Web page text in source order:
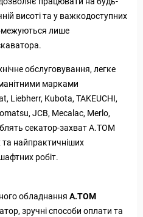
висоті та у важкодоступних
лише
обслуговування, легке
марками
Liebherr, Kubota, TAKEUCHI,
JCB, Mecalac, Merlo,
секатор-захват А.ТОМ
та найпрактичніших
робіт.
обладнання А.ТОМ
зручні способи оплати та